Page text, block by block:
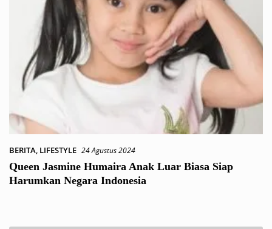
BERITA, LIFESTYLE 24 Agustus 2024
Queen Jasmine Humaira Anak Luar Biasa Siap
Harumkan Negara Indonesia